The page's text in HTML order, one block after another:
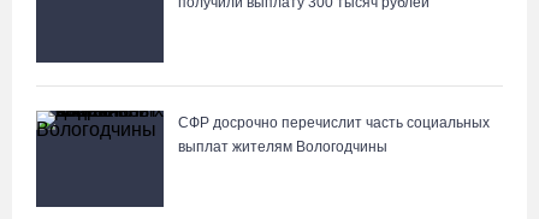
СФР досрочно перечислит часть социальных
выплат жителям Вологодчины